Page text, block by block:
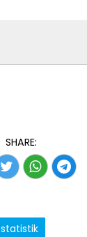
SHARE:
statistik